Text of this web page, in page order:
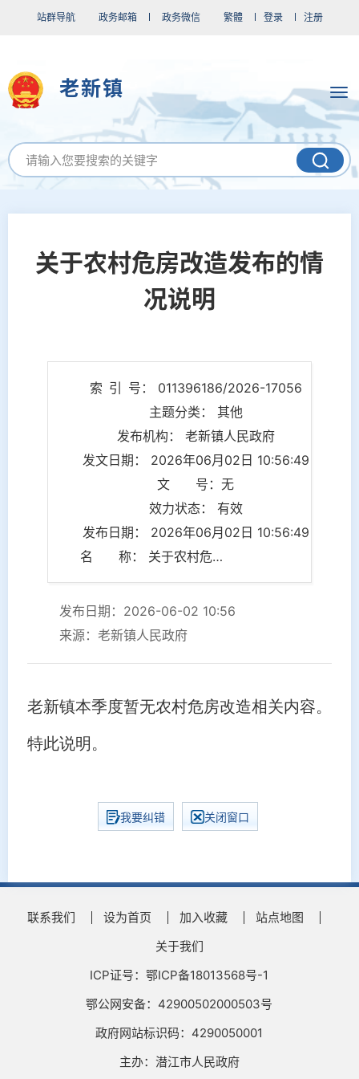
站群导航 政务邮箱 政务微信 繁體 登录 注册
老新镇
关于农村危房改造发布的情
况说明
索 引 号： 011396186/2026-17056
主题分类： 其他
发布机构： 老新镇人民政府
发文日期： 2026年06月02日 10:56:49
文 号：无
效力状态： 有效
发布日期： 2026年06月02日 10:56:49
名 称： 关于农村危房改造发布的情况说明
发布日期：2026-06-02 10:56
来源：老新镇人民政府
老新镇本季度暂无农村危房改造相关内容。
特此说明。
我要纠错 关闭窗口
联系我们 设为首页 加入收藏
站点地图
关于我们
ICP证号：鄂ICP备18013568号-1
鄂公网安备：42900502000503号
政府网站标识码：4290050001
主办：潜江市人民政府